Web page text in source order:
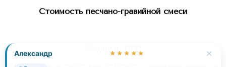
Александр ★★★★★ ✕
Стоимость песчано-гравийной смеси